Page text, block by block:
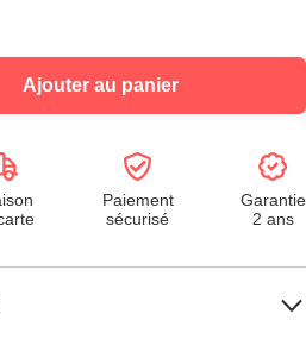
Ajouter au panier
Paiement
sécurisé
Garantie
2 ans